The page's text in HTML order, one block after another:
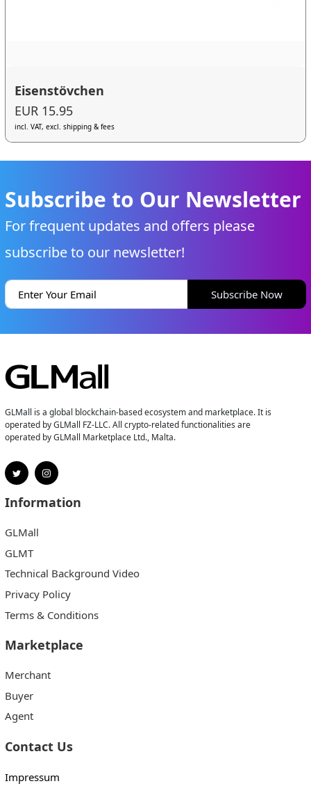
Eisenstövchen
EUR 15.95
incl. VAT, excl. shipping & fees
Subscribe to Our Newsletter
For frequent updates and offers please
subscribe to our newsletter!
Subscribe Now
GLMall is a global blockchain-based ecosystem and marketplace. It is
operated by GLMall FZ-LLC. All crypto-related functionalities are
operated by GLMall Marketplace Ltd., Malta.
Information
GLMall
GLMT
Technical Background Video
Privacy Policy
Terms & Conditions
Marketplace
Merchant
Buyer
Agent
Contact Us
Impressum